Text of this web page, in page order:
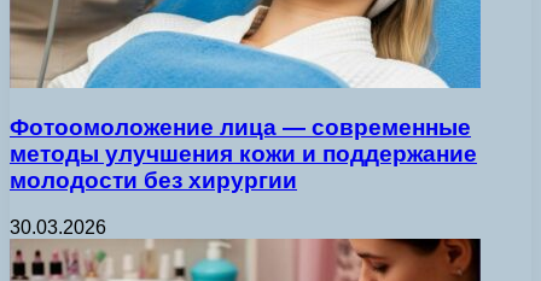
Фотоомоложение лица — современные
методы улучшения кожи и поддержание
молодости без хирургии
30.03.2026